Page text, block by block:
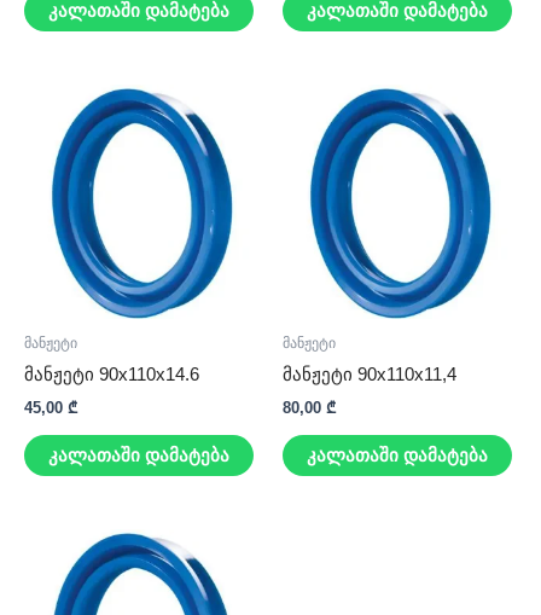
კალათაში დამატება კალათაში დამატება
მანჟეტი
მანჟეტი 90x110x14.6
45,00 ₾
კალათაში დამატება
მანჟეტი
მანჟეტი 90x110x11,4
80,00 ₾
კალათაში დამატება